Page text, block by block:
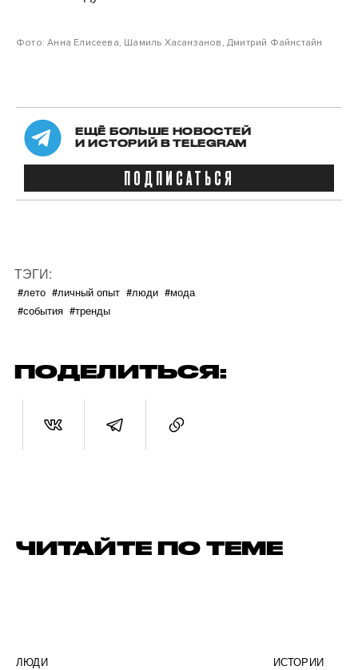
Фото: Анна Елисеева, Шамиль Хасанзанов, Дмитрий Файнстайн
ЕЩЁ БОЛЬШЕ НОВОСТЕЙ
И ИСТОРИЙ В TELEGRAM
ПОДПИСАТЬСЯ
ТЭГИ:
#лето #личный опыт #люди #мода
#события #тренды
ПОДЕЛИТЬСЯ:
ЧИТАЙТЕ ПО ТЕМЕ
ЛЮДИ ИСТОРИИ